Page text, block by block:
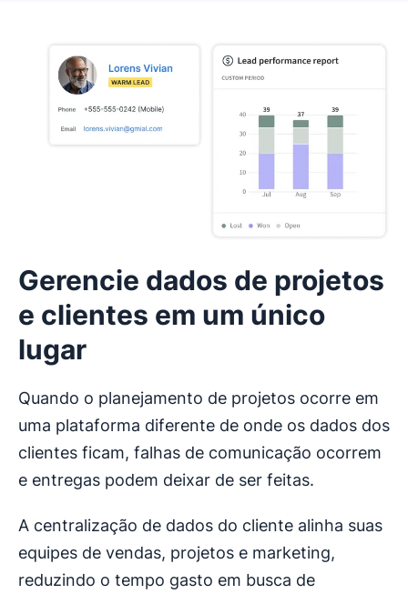
Gerencie dados de projetos
e clientes em um único
lugar
Quando o planejamento de projetos ocorre em
uma plataforma diferente de onde os dados dos
clientes ficam, falhas de comunicação ocorrem
e entregas podem deixar de ser feitas.
A centralização de dados do cliente alinha suas
equipes de vendas, projetos e marketing,
reduzindo o tempo gasto em busca de